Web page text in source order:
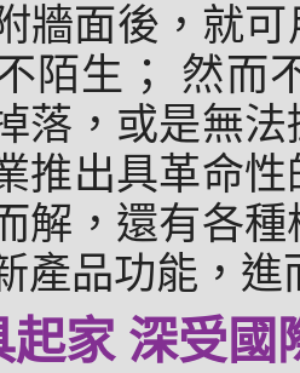
牆面後，就
陌生； 然而
落，或是無
推出具革命
解，還有各
產品功能，
起家 深受國